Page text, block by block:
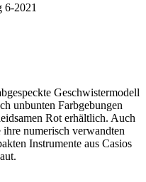
6-2021
Geschwistermodell
unbunten Farbgebungen
Rot erhältlich. Auch
numerisch verwandten
Instrumente aus Casios